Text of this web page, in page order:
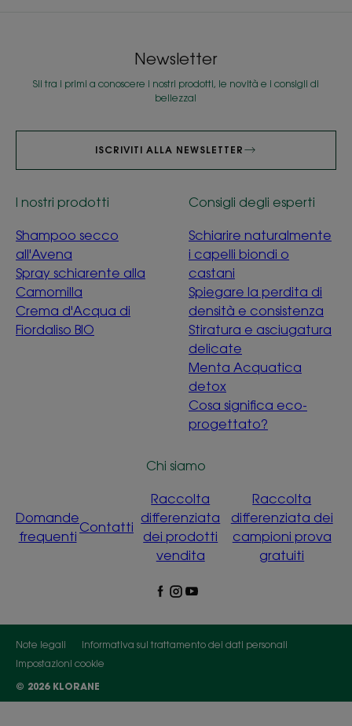
Newsletter
Sii tra i primi a conoscere i nostri prodotti, le novità e i consigli di
bellezza!
ISCRIVITI ALLA NEWSLETTER
I nostri prodotti
Shampoo secco
all'Avena
Spray schiarente alla
Camomilla
Crema d'Acqua di
Fiordaliso BIO
Consigli degli esperti
Schiarire naturalmente
i capelli biondi o
castani
Spiegare la perdita di
densità e consistenza
Stiratura e asciugatura
delicate
Menta Acquatica
detox
Cosa significa eco-
progettato?
Chi siamo
Domande
frequenti
Contatti
Raccolta
differenziata
dei prodotti
vendita
Raccolta
differenziata dei
campioni prova
gratuiti
Note legali
Informativa sul trattamento dei dati personali
Impostazioni cookie
© 2026 KLORANE